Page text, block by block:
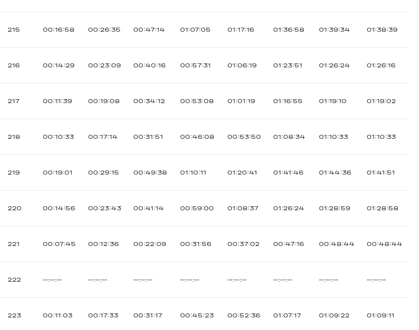
215 00:16:58 00:26:35 00:47:14 01:07:05 01:17:16 01:36:58 01:39:34 01:38:39
216 00:14:29 00:23:09 00:40:16 00:57:31 01:06:19 01:23:51 01:26:24 01:26:16
217 00:11:39 00:19:08 00:34:12 00:53:08 01:01:19 01:16:55 01:19:10 01:19:02
218 00:10:33 00:17:14 00:31:51 00:46:08 00:53:50 01:08:34 01:10:33 01:10:33
219 00:19:01 00:29:15 00:49:38 01:10:11 01:20:41 01:41:46 01:44:36 01:41:51
220 00:14:56 00:23:43 00:41:14 00:59:00 01:08:37 01:26:24 01:28:59 01:28:58
221 00:07:45 00:12:36 00:22:09 00:31:56 00:37:02 00:47:16 00:48:44 00:48:44
222 --:--:-- --:--:-- --:--:-- --:--:-- --:--:-- --:--:-- --:--:-- --:--:--
223 00:11:03 00:17:33 00:31:17 00:45:23 00:52:36 01:07:17 01:09:22 01:09:11